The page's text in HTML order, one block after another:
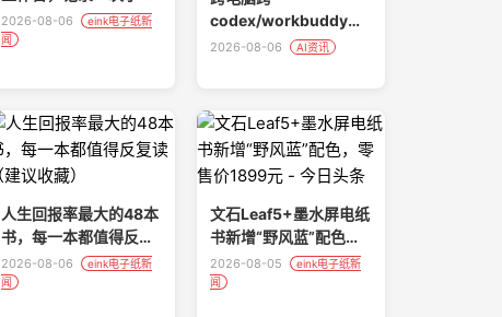
的真实体验
2026-08-06
eink电子纸新
闻
codex/workbuddy工
作如何设置同一个定时
2026-08-06 AI资讯
人生回报率最大的48本
书，每一本都值得反复
读（建议收藏）
2026-08-06
eink电子纸新
闻
文石Leaf5+墨水屏电纸
书新增“野风蓝”配色，
零售价1899元 - 今日头
条
2026-08-05
eink电子纸新
闻